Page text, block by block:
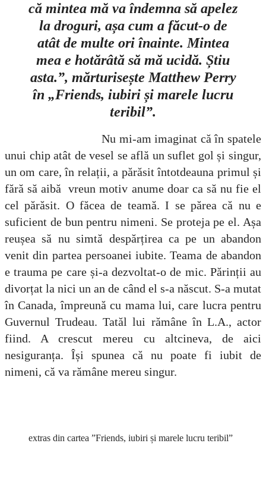
că mintea mă va îndemna să apelez
la droguri, așa cum a făcut-o de
atât de multe ori înainte. Mintea
mea e hotărâtă să mă ucidă. Știu
asta.”, mărturisește Matthew Perry
în „Friends, iubiri și marele lucru
teribil”.
Nu mi-am imaginat că în spatele
unui chip atât de vesel se află un suflet gol și singur,
un om care, în relații, a părăsit întotdeauna primul și
fără să aibă vreun motiv anume doar ca să nu fie el
cel părăsit. O făcea de teamă. I se părea că nu e
suficient de bun pentru nimeni. Se proteja pe el. Așa
reușea să nu simtă despărțirea ca pe un abandon
venit din partea persoanei iubite. Teama de abandon
e trauma pe care și-a dezvoltat-o de mic. Părinții au
divorțat la nici un an de când el s-a născut. S-a mutat
în Canada, împreună cu mama lui, care lucra pentru
Guvernul Trudeau. Tatăl lui rămâne în L.A., actor
fiind. A crescut mereu cu altcineva, de aici
nesiguranța. Își spunea că nu poate fi iubit de
nimeni, că va rămâne mereu singur.
extras din cartea ”Friends, iubiri și marele lucru teribil”